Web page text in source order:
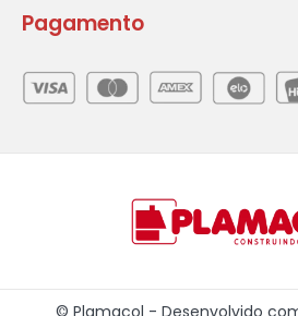
Pagamento
© Plamacol - Desenvolvido